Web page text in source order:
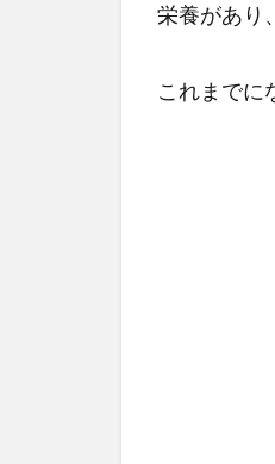
消
がマ
スト
栄養があり
これまでに